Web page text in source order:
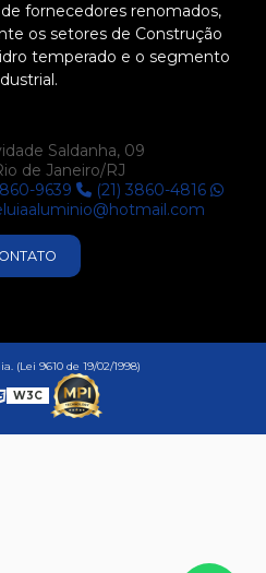
fornecedores renomados,
os setores de Construção
temperado e o segmento
Saldanha, 09
de Janeiro/RJ
9639
(21) 3860-4816
(Lei 9610 de 19/02/1998)
W3C